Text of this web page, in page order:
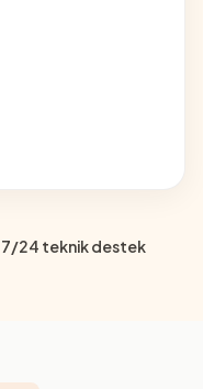
7/24 teknik destek